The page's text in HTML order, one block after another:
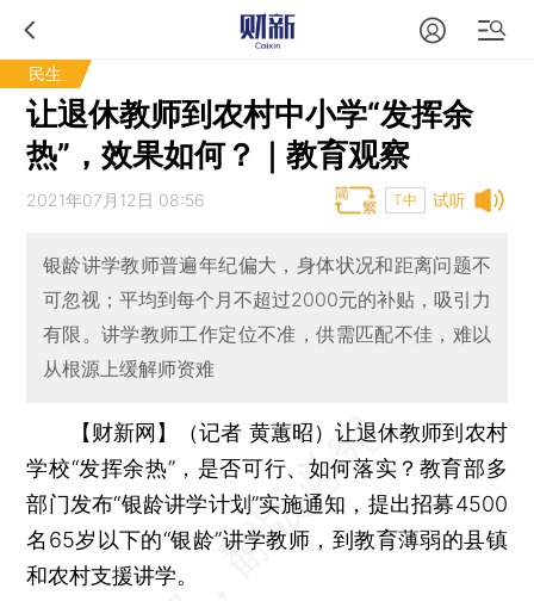
民生
让退休教师到农村中小学“发挥余
热”，效果如何？｜教育观察
试听
2021年07月12日 08:56 T中
银龄讲学教师普遍年纪偏大，身体状况和距离问题不
可忽视；平均到每个月不超过2000元的补贴，吸引力
有限。讲学教师工作定位不准，供需匹配不佳，难以
从根源上缓解师资难
【财新网】（记者 黄蕙昭） 让退休教师到农村
学校“发挥余热”，是否可行、如何落实？教育部多
部门发布“银龄讲学计划”实施通知，提出招募4500
名65岁以下的“银龄”讲学教师，到教育薄弱的县镇
和农村支援讲学。